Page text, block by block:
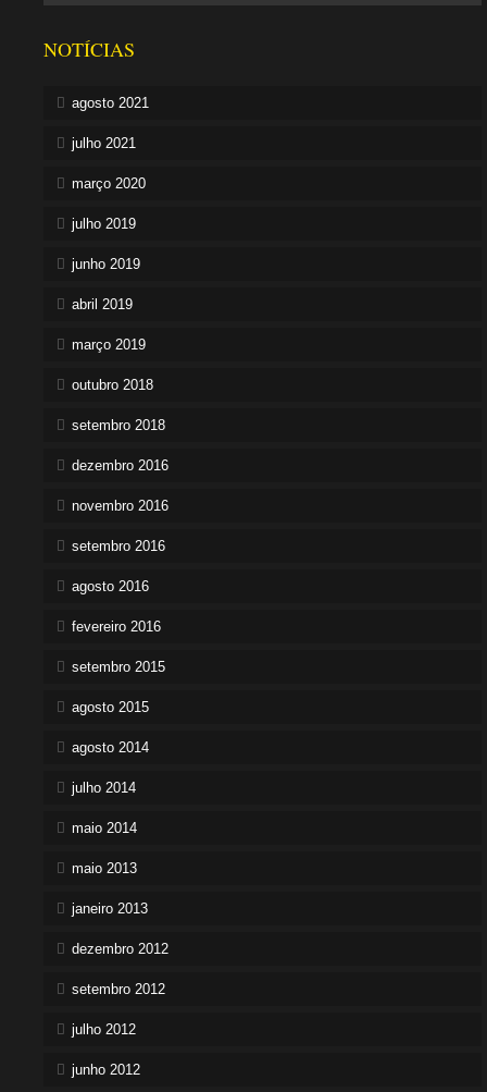
NOTÍCIAS
agosto 2021
julho 2021
março 2020
julho 2019
junho 2019
abril 2019
março 2019
outubro 2018
setembro 2018
dezembro 2016
novembro 2016
setembro 2016
agosto 2016
fevereiro 2016
setembro 2015
agosto 2015
agosto 2014
julho 2014
maio 2014
maio 2013
janeiro 2013
dezembro 2012
setembro 2012
julho 2012
junho 2012